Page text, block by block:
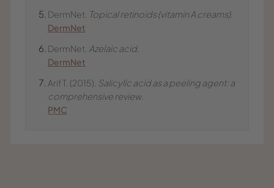
DermNet. Topical retinoids (vitamin A creams).
DermNet
DermNet. Azelaic acid.
DermNet
Arif T. (2015). Salicylic acid as a peeling agent: a
comprehensive review.
PMC